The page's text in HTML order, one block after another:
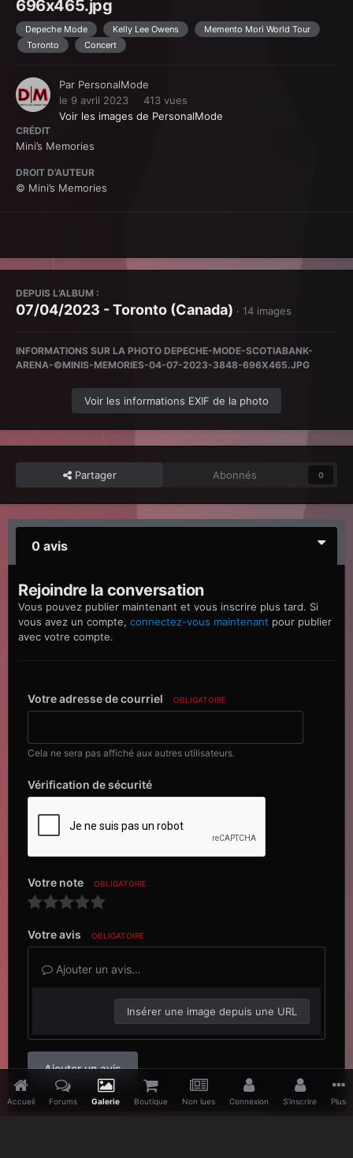
696x465.jpg
Depeche Mode Kelly Lee Owens
Memento Mori World Tour
Toronto
Concert
Par PersonalMode
le 9 avril 2023
413 vues
Voir les images de PersonalMode
CRÉDIT
Mini’s Memories
DROIT D’AUTEUR
© Mini’s Memories
DEPUIS L’ALBUM :
07/04/2023 - Toronto (Canada) · 14 images
INFORMATIONS SUR LA PHOTO DEPECHE-MODE-SCOTIABANK-
ARENA-©MINIS-MEMORIES-04-07-2023-3848-696X465.JPG
Voir les informations EXIF de la photo
Partager Abonnés 0
0 avis
Rejoindre la conversation
Vous pouvez publier maintenant et vous inscrire plus tard. Si
vous avez un compte, connectez-vous maintenant pour publier
avec votre compte.
Votre adresse de courriel OBLIGATOIRE
Cela ne sera pas affiché aux autres utilisateurs.
Vérification de sécurité
Votre note OBLIGATOIRE
Votre avis OBLIGATOIRE
Ajouter un avis…
Insérer une image depuis une URL
Ajouter un avis
Accueil Forums Galerie Boutique Non lues Connexion S’inscrire Plus